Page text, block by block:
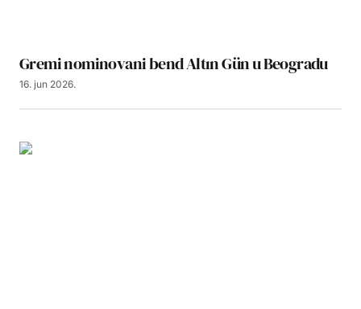
Gremi nominovani bend Altın Gün u Beogradu
16. jun 2026.